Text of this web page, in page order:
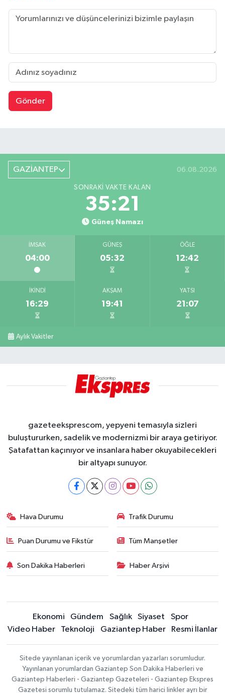
Gönder
GAZİANTEP 06.08.2026
SONRAKI VAKTE KALAN
35:21
Güneş Namazı
İMSAK
04:00
GÜNEŞ
05:32
ÖĞLE
12:42
İKINDI
16:29
AKŞAM
19:41
YATSI
21:07
Aylık Vakitler
gazeteeksprescom, yepyeni temasıyla sizleri
buluştururken, sadelik ve modernizmi bir araya getiriyor.
Şatafattan kaçınıyor ve insanlara haber okuyabilecekleri
bir altyapı sunuyor.
Hava Durumu Trafik Durumu
Puan Durumu ve Fikstür Tüm Manşetler
Son Dakika Haberleri Haber Arşivi
Ekonomi Gündem Sağlık Siyaset
Spor
Video Haber
Teknoloji Gaziantep Haber Resmi İlanlar
Sitede yayınlanan içerik ve yorumlardan yazarları sorumludur.
Yayınlanan yorumlardan Gaziantep Son Dakika Haberleri ve
Gaziantep Haberleri - Gaziantep Gazeteleri - Gaziantep Ekspres
Gazetesi sorumlu tutulamaz. Sitedeki tüm harici linkler ayrı bir